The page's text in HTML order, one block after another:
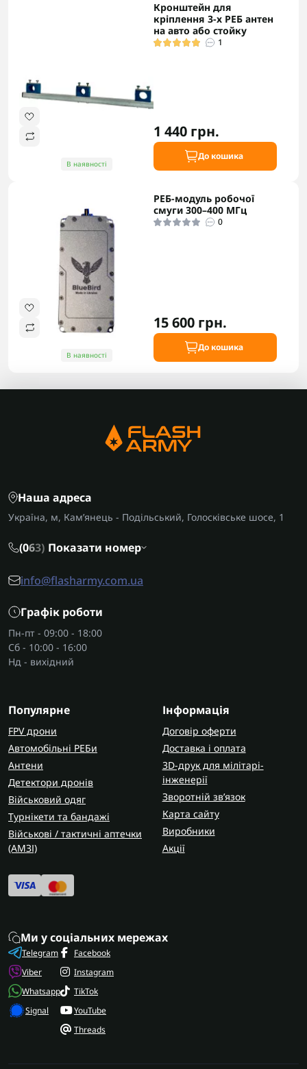
В наявності
Кронштейн для
кріплення 3-х РЕБ антен
на авто або стойку
1
1 440 грн.
До кошика
В наявності
РЕБ-модуль робочої
смуги 300–400 МГц
0
15 600 грн.
До кошика
Наша адреса
Україна, м, Кам’янець - Подільський, Голосківське шосе, 1
(063) Показати номер
info@flasharmy.com.ua
Графік роботи
Пн-пт - 09:00 - 18:00
Сб - 10:00 - 16:00
Нд - вихідний
Популярне
FPV дрони
Автомобільні РЕБи
Антени
Детектори дронів
Військовий одяг
Турнікети та бандажі
Військові / тактичні аптечки
(AMЗІ)
Інформація
Договір оферти
Доставка і оплата
3D-друк для мілітарі-
інженерії
Зворотній зв’язок
Карта сайту
Виробники
Акції
Ми у соціальних мережах
Telegram
Viber
Whatsapp
Signal
Facebook
Instagram
TikTok
YouTube
Threads